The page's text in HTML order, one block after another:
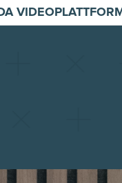
VIDEOPLATTFORM